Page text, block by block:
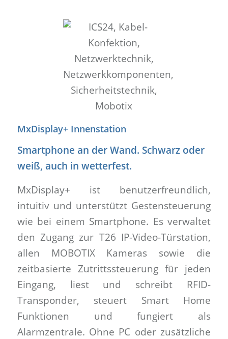
MxDisplay+ Innenstation
Smartphone an der Wand. Schwarz oder
weiß, auch in wetterfest.
MxDisplay+ ist benutzerfreundlich,
intuitiv und unterstützt Gestensteuerung
wie bei einem Smartphone. Es verwaltet
den Zugang zur T26 IP-Video-Türstation,
allen MOBOTIX Kameras sowie die
zeitbasierte Zutrittssteuerung für jeden
Eingang, liest und schreibt RFID-
Transponder, steuert Smart Home
Funktionen und fungiert als
Alarmzentrale. Ohne PC oder zusätzliche